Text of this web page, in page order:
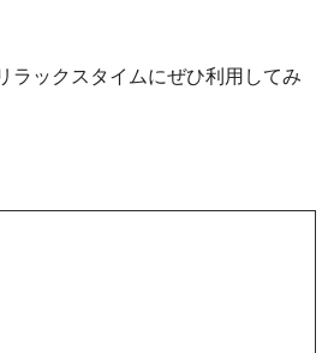
ラックスタイムにぜひ利用してみ